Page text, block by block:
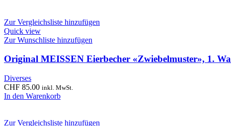
Zur Vergleichsliste hinzufügen
Quick view
Zur Wunschliste hinzufügen
Original MEISSEN Eierbecher «Zwiebelmuster», 1.
Diverses
CHF 85.00 inkl. MwSt.
In den Warenkorb
Zur Vergleichsliste hinzufügen